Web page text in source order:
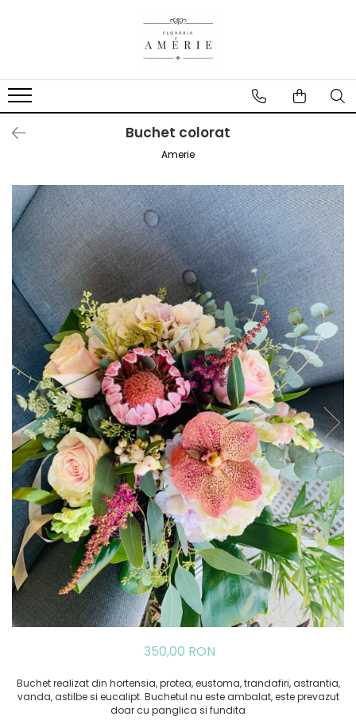
Buchet colorat
Amerie
350,00 RON
Buchet realizat din hortensia, protea, eustoma, trandafiri, astrantia,
vanda, astilbe si eucalipt. Buchetul nu este ambalat, este prevazut
doar cu panglica si fundita